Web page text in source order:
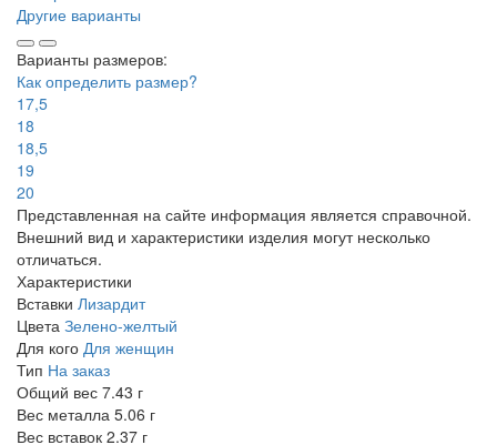
Другие варианты
Варианты размеров:
Как определить размер?
17,5
18
18,5
19
20
Представленная на сайте информация является справочной.
Внешний вид и характеристики изделия могут несколько
отличаться.
Характеристики
Вставки Лизардит
Цвета Зелено-желтый
Для кого Для женщин
Тип На заказ
Общий вес 7.43 г
Вес металла 5.06 г
Вес вставок 2.37 г